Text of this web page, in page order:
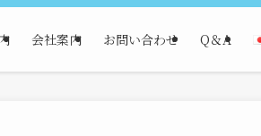
会社案内 お問い合わせ Q＆A